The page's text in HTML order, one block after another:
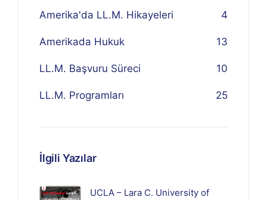
Amerika'da LL.M. Hikayeleri 4
Amerikada Hukuk 13
LL.M. Başvuru Süreci 10
LL.M. Programları 25
İlgili Yazılar
UCLA – Lara C. University of